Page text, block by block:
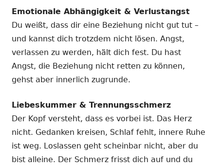
Emotionale Abhängigkeit & Verlustangst
Du weißt, dass dir eine Beziehung nicht gut tut –
und kannst dich trotzdem nicht lösen. Angst,
verlassen zu werden, hält dich fest. Du hast
Angst, die Beziehung nicht retten zu können,
gehst aber innerlich zugrunde.
Liebeskummer & Trennungsschmerz
Der Kopf versteht, dass es vorbei ist. Das Herz
nicht. Gedanken kreisen, Schlaf fehlt, innere Ruhe
ist weg. Loslassen geht scheinbar nicht, aber du
bist alleine. Der Schmerz frisst dich auf und du